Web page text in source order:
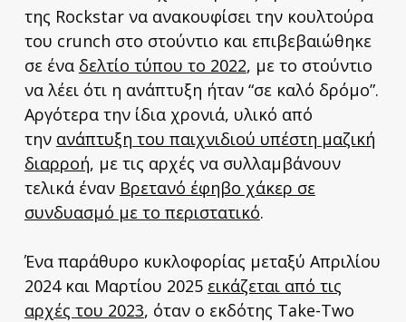
της Rockstar να ανακουφίσει την κουλτούρα
του crunch στο στούντιο και επιβεβαιώθηκε
σε ένα δελτίο τύπου το 2022, με το στούντιο
να λέει ότι η ανάπτυξη ήταν “σε καλό δρόμο”.
Αργότερα την ίδια χρονιά, υλικό από
την ανάπτυξη του παιχνιδιού υπέστη μαζική
διαρροή, με τις αρχές να συλλαμβάνουν
τελικά έναν Βρετανό έφηβο χάκερ σε
συνδυασμό με το περιστατικό.
Ένα παράθυρο κυκλοφορίας μεταξύ Απριλίου
2024 και Μαρτίου 2025 εικάζεται από τις
αρχές του 2023, όταν ο εκδότης Take-Two